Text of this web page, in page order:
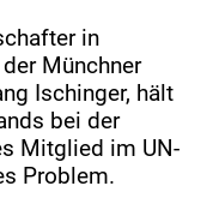
in
Münchner
Ischinger, hält
bei der
Mitglied im UN-
Problem.